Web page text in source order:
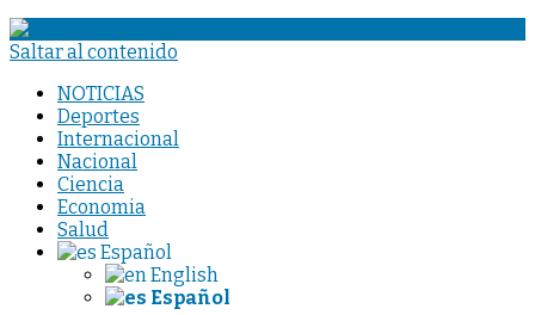
Saltar al contenido
NOTICIAS
Deportes
Internacional
Nacional
Ciencia
Economia
Salud
Español
English
Español